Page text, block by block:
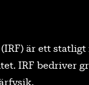
är ett
IRF bedriver